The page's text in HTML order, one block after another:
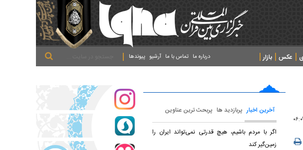
عکس
بازار
پیوندها آرشیو تماس با ما درباره ما
آخرین اخبار پربازدید ها پربحث ترین عناوین
اگر با مردم باشیم، هیچ قدرتی نمی‌تواند ایران را
زمین‌گیر کند